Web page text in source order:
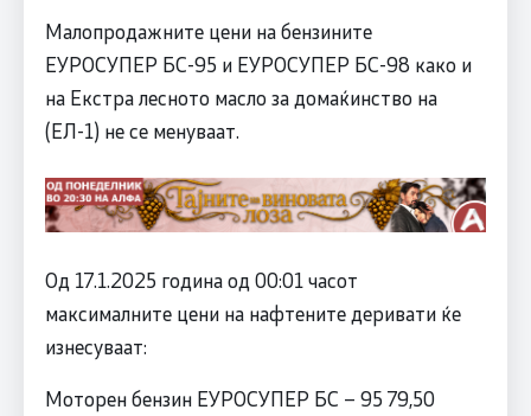
Малопродажните цени на бензините
ЕУРОСУПЕР БС-95 и ЕУРОСУПЕР БС-98 како и
на Екстра лесното масло за домаќинство на
(ЕЛ-1) не се менуваат.
Од 17.1.2025 година од 00:01 часот
максималните цени на нафтените деривати ќе
изнесуваат:
Моторен бензин ЕУРОСУПЕР БС – 95 79,50